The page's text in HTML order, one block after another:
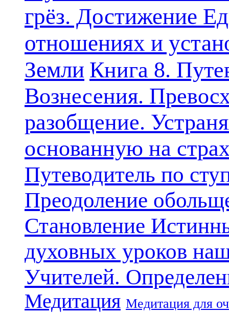
грёз. Достижение
отношениях и
Земли Книга 8.
Вознесения.
разобщение.
основанную на
Путеводитель по
Преодоление
Становление
духовных уроков
Учителей.
Медитация Медитация для